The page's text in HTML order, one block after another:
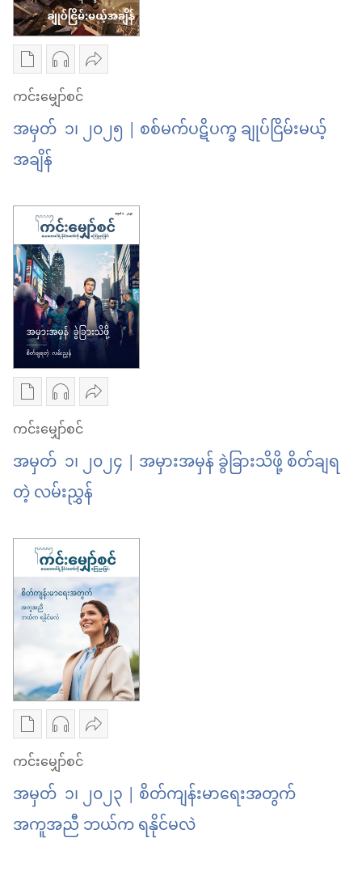
ကမ္ဘာ
ကြီး
ငြိမ်းချမ်း
ပါ
ဦး
မ
မျှော်စင်
ကမ္ဘာ
ကြီး
ငြိမ်းချမ်း
ပါ
လား
လား
စာပေ
ကူး
ယူ
ရာ
မှာ
ရွေးချယ်
စရာ
များ
ကင်း
မျှော်စင်
စစ်မက်
ပဋိပက္ခ
ချုပ်ငြိမ်း
မယ့်
အချိန်
အသံ
ဖိုင်
ကူး
မှာ
ရွေးချယ်
စရာ
များ
ကင်း
မျှော်စင်
စစ်မက်
ပဋိပက္ခ
ချုပ်ငြိမ်း
မယ့်
အချိန်
ဝေမျှ
ကင်း
မျှော်စင်
ပဋိပက္ခ
ချုပ်ငြိမ်း
မယ့်
အချိန်
ကင်းမျှော်စင်
အမှတ် ၁၊ ၂၀၂၅ | စစ်မက်ပဋိပက္ခ ချုပ်ငြိမ်းမယ့်
အချိန်
စာပေ
ကူး
ယူ
ရာ
မှာ
ရွေးချယ်
စရာ
များ
ကင်း
အမှန်
ခွဲခြား
သိ
ဖို့
စိတ်ချ
ရ
တဲ့
အသံ
ဖိုင်
ကူး
ယူ
ရာ
မှာ
ရွေးချယ်
စရာ
များ
ကင်း
မျှော်စင်
အမှား
အမှန်
ခွဲခြား
သိ
ဖို့
စိတ်ချ
ရ
ဝေမျှ
ကင်း
မျှော်စင်
အမှန်
ခွဲခြား
သိ
ဖို့
စိတ်ချ
ရ
တဲ့
လမ်းညွှန်
ကင်းမျှော်စင်
အမှတ် ၁၊ ၂၀၂၄ | အမှားအမှန် ခွဲခြားသိဖို့ စိတ်ချရ
တဲ့ လမ်းညွှန်
စာပေ
ကူး
ယူ
ရာ
မှာ
အသံ
ဖိုင်
ကူး
ယူ
ရာ
ဝေမျှ
ကင်း
မျှော်စင်
စိတ်
ကင်းမျှော်စင်
အမှတ် ၁၊ ၂၀၂၃ | စိတ်ကျန်းမာရေးအတွက်
အကူအညီ ဘယ်က ရနိုင်မလဲ